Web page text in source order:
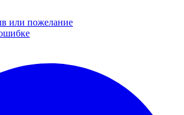
или пожелание